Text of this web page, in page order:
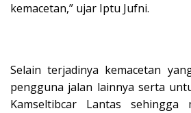
kemacetan,” ujar Iptu Jufni.
Selain terjadinya kemacetan
pengguna jalan lainnya serta
Kamseltibcar Lantas sehingga